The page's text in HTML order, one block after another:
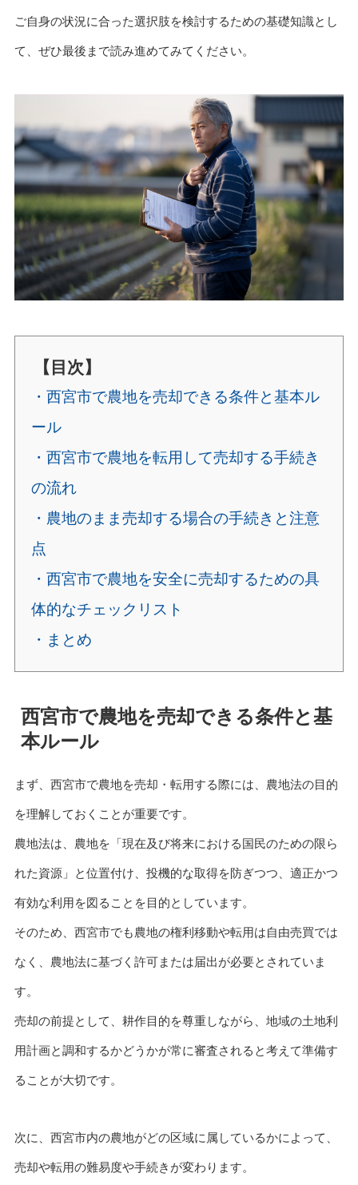
ご自身の状況に合った選択肢を検討するための基礎知識とし
て、ぜひ最後まで読み進めてみてください。
【目次】
・西宮市で農地を売却できる条件と基本ル
ール
・西宮市で農地を転用して売却する手続き
の流れ
・農地のまま売却する場合の手続きと注意
点
・西宮市で農地を安全に売却するための具
体的なチェックリスト
・まとめ
西宮市で農地を売却できる条件と基
本ルール
まず、西宮市で農地を売却・転用する際には、農地法の目的
を理解しておくことが重要です。
農地法は、農地を「現在及び将来における国民のための限ら
れた資源」と位置付け、投機的な取得を防ぎつつ、適正かつ
有効な利用を図ることを目的としています。
そのため、西宮市でも農地の権利移動や転用は自由売買では
なく、農地法に基づく許可または届出が必要とされていま
す。
売却の前提として、耕作目的を尊重しながら、地域の土地利
用計画と調和するかどうかが常に審査されると考えて準備す
ることが大切です。
次に、西宮市内の農地がどの区域に属しているかによって、
売却や転用の難易度や手続きが変わります。